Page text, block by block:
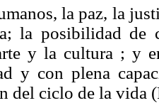
la paz, la
la posibilidad de
y la cultura ; y
y con plena
del ciclo de la vida